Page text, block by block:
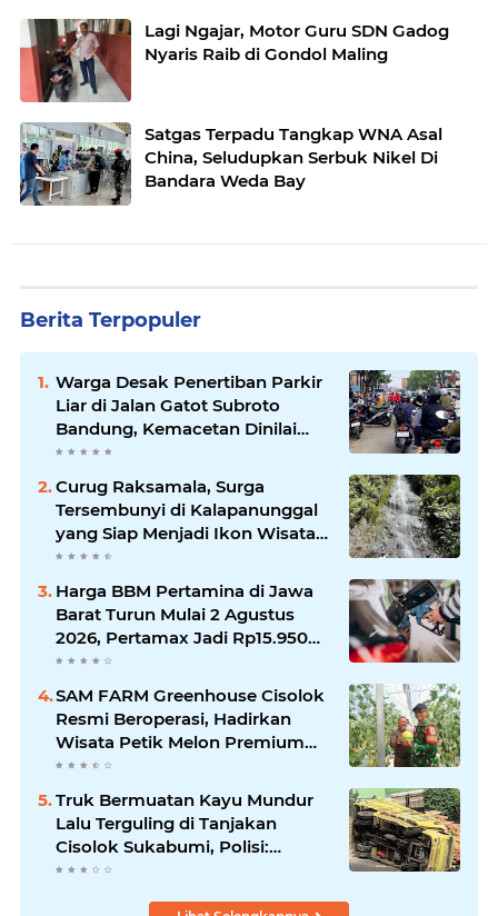
Lagi Ngajar, Motor Guru SDN Gadog
Nyaris Raib di Gondol Maling
Satgas Terpadu Tangkap WNA Asal
China, Seludupkan Serbuk Nikel Di
Bandara Weda Bay
Berita Terpopuler
Warga Desak Penertiban Parkir
Liar di Jalan Gatot Subroto
Bandung, Kemacetan Dinilai
Makin Mengkhawatirkan
Curug Raksamala, Surga
Tersembunyi di Kalapanunggal
yang Siap Menjadi Ikon Wisata
Alam Baru Kabupaten
Harga BBM Pertamina di Jawa
Barat Turun Mulai 2 Agustus
2026, Pertamax Jadi Rp15.950
per Liter, Cek Daftar Harga
SAM FARM Greenhouse Cisolok
Resmi Beroperasi, Hadirkan
Wisata Petik Melon Premium
dan Edukasi Pertanian Modern
Truk Bermuatan Kayu Mundur
Lalu Terguling di Tanjakan
Cisolok Sukabumi, Polisi:
Diduga Tak Kuat Menanjak